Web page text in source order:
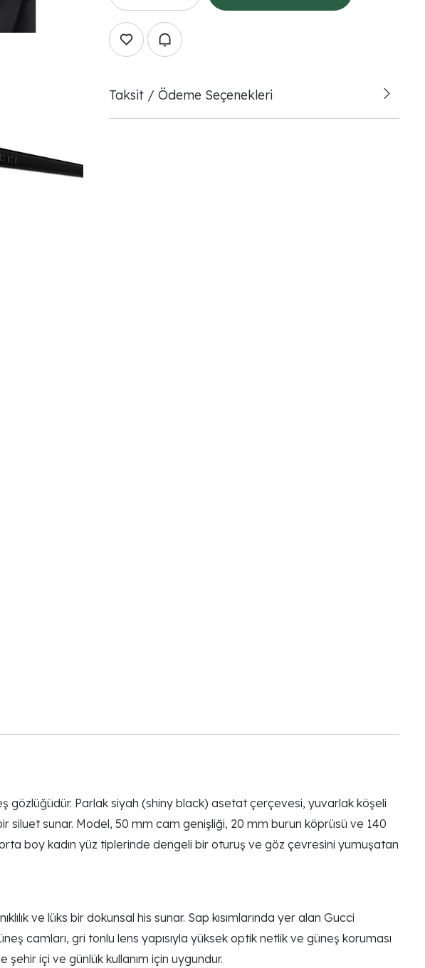
Taksit / Ödeme Seçenekleri
gözlüğüdür. Parlak siyah (shiny black) asetat çerçevesi, yuvarlak köşeli
siluet sunar. Model, 50 mm cam genişliği, 20 mm burun köprüsü ve 140
boy kadın yüz tiplerinde dengeli bir oturuş ve göz çevresini yumuşatan
ve lüks bir dokunsal his sunar. Sap kısımlarında yer alan Gucci
camları, gri tonlu lens yapısıyla yüksek optik netlik ve güneş koruması
içi ve günlük kullanım için uygundur.